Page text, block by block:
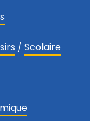
/ Scolaire